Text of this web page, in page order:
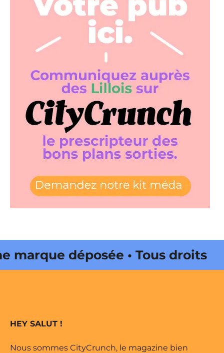
déposée • Tous droits
par Buena Onda Web •
HEY SALUT !
Nous sommes CityCrunch, le magazine bien